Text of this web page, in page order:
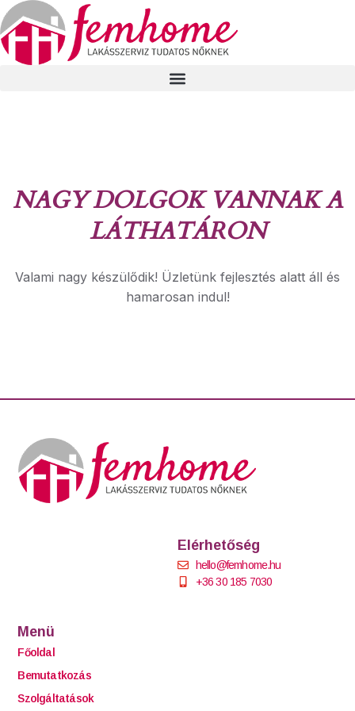
NAGY DOLGOK VANNAK A
LÁTHATÁRON
Valami nagy készülődik! Üzletünk fejlesztés alatt áll és
hamarosan indul!
Elérhetőség
hello@femhome.hu
+36 30 185 7030
Menü
Főoldal
Bemutatkozás
Szolgáltatások